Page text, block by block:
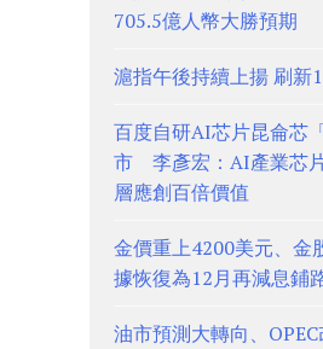
705.5億人幣大勝預期
滬指午後持續上揚 刷新
百度自研AI芯片昆侖芯
市 李彥宏：AI產業芯
層應創百倍價值
金價重上4200美元、
據恢復為12月再減息鋪
油市預測大轉向、